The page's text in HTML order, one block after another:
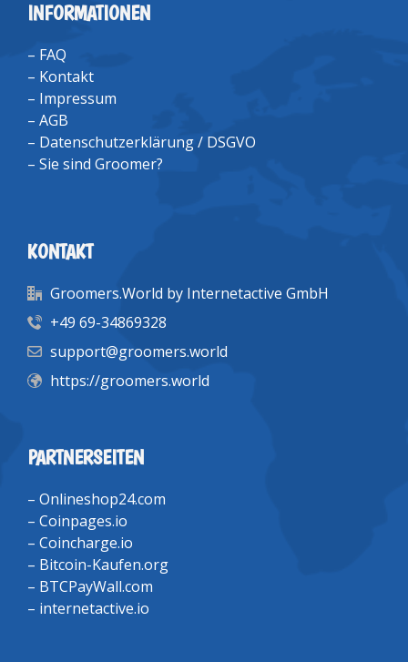
INFORMATIONEN
– FAQ
– Kontakt
– Impressum
– AGB
– Datenschutzerklärung / DSGVO
– Sie sind Groomer?
KONTAKT
Groomers.World by Internetactive GmbH
+49 69-34869328
support@groomers.world
https://groomers.world
PARTNERSEITEN
– Onlineshop24.com
– Coinpages.io
– Coincharge.io
– Bitcoin-Kaufen.org
– BTCPayWall.com
– internetactive.io